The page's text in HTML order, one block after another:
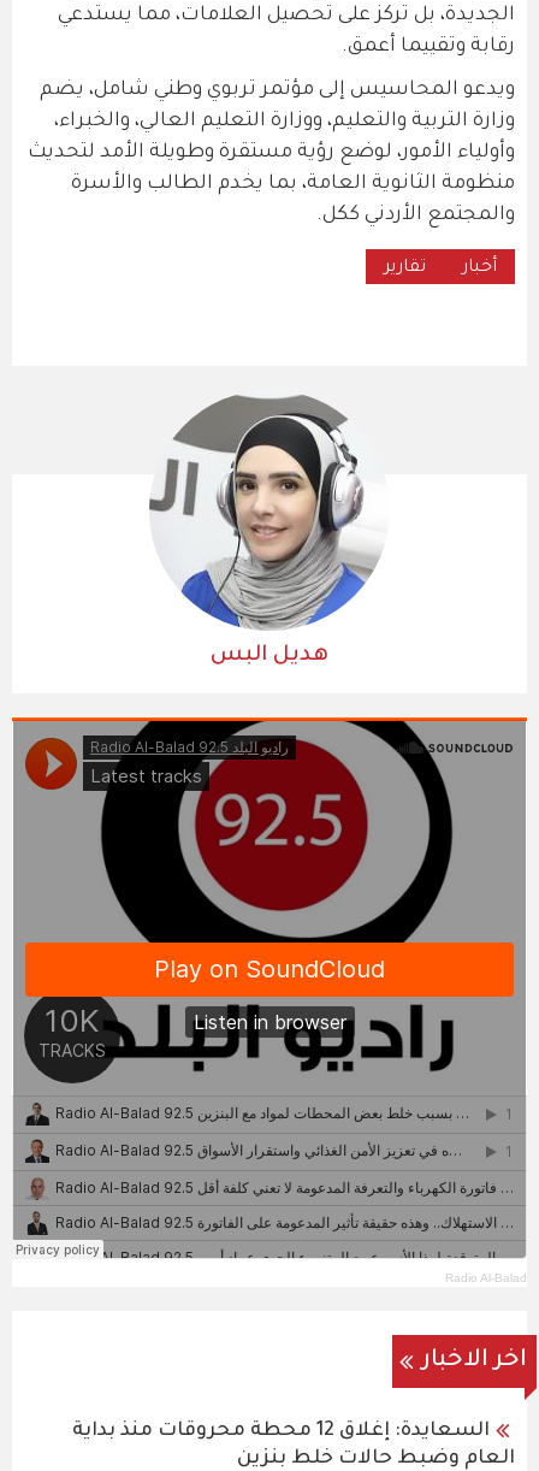
الجديدة، بل تركز على تحصيل العلامات، مما يستدعي
رقابة وتقييما أعمق.
ويدعو المحاسيس إلى مؤتمر تربوي وطني شامل، يضم
وزارة التربية والتعليم، ووزارة التعليم العالي، والخبراء،
وأولياء الأمور، لوضع رؤية مستقرة وطويلة الأمد لتحديث
منظومة الثانوية العامة، بما يخدم الطالب والأسرة
والمجتمع الأردني ككل.
أخبار تقارير
هديل البس
Radio Al-Balad
اخر الاخبار
السعايدة: إغلاق 12 محطة محروقات منذ بداية
العام وضبط حالات خلط بنزين